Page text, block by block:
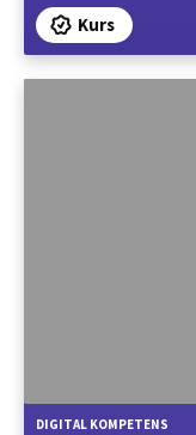
Kurs
DIGITAL KOMPETENS